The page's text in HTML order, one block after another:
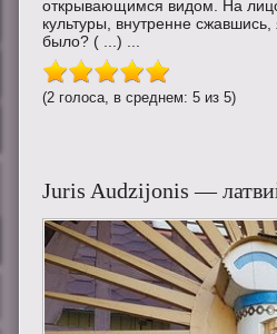
открывающимся видом. На
культуры, внутренне
было? ( ...) ...
(2 голоса, в среднем: 5 из 5)
Juris Audzijonis —